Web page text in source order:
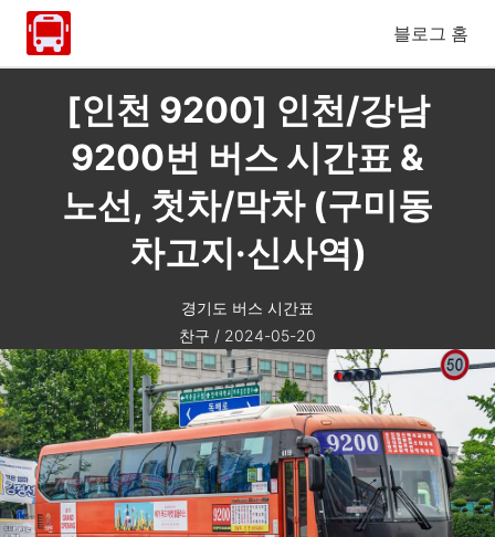
블로그 홈
[인천 9200] 인천/강남
9200번 버스 시간표 &
노선, 첫차/막차 (구미동
차고지·신사역)
경기도 버스 시간표
찬구 / 2024-05-20